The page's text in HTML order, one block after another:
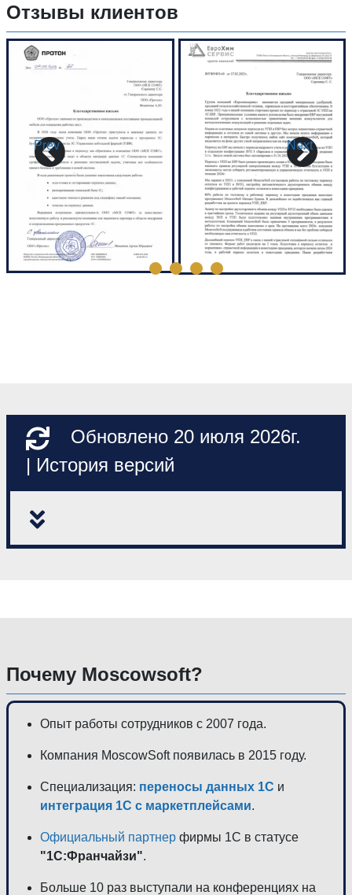
Отзывы клиентов
Prev Next
Обновлено 20 июля 2026г.
| История версий
Почему Moscowsoft?
Опыт работы сотрудников с 2007 года.
Компания MoscowSoft появилась в 2015 году.
Специализация: переносы данных 1С и
интеграция 1С с маркетплейсами.
Официальный партнер фирмы 1С в статусе
"1С:Франчайзи".
Больше 10 раз выступали на конференциях на